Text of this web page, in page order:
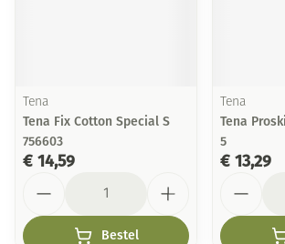
Tena
Tena Fix Cotton Special S
756603
€ 14,59
Bestel
Tena
Tena
5
€ 13,29